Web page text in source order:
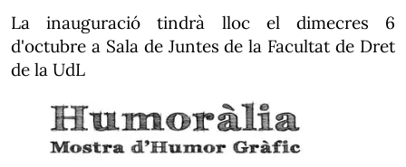
La inauguració tindrà lloc el dimecres 6
d'octubre a Sala de Juntes de la Facultat de Dret
de la UdL